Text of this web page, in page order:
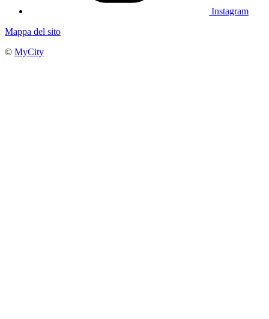
Instagram
Mappa del sito
© MyCity